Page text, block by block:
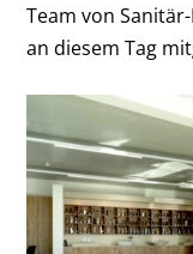
Team von
an diesem Tag